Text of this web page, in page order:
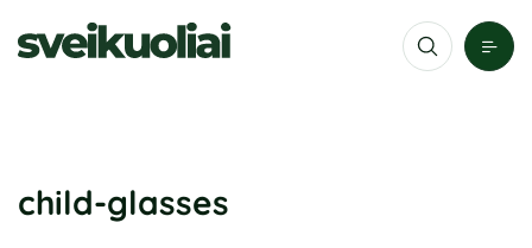
child-glasses